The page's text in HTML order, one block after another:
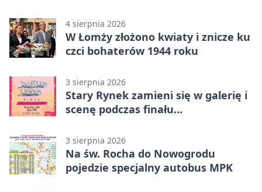
4 sierpnia 2026
W Łomży złożono kwiaty i znicze ku
czci bohaterów 1944 roku
3 sierpnia 2026
Stary Rynek zamieni się w galerię i
scenę podczas finału
3 sierpnia 2026
Na św. Rocha do Nowogrodu
pojedzie specjalny autobus MPK